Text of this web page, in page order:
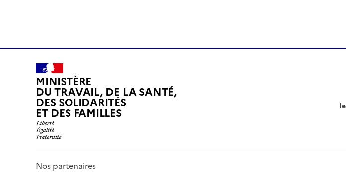
MINISTÈRE
DU TRAVAIL, DE LA SANTÉ,
DES SOLIDARITÉS
ET DES FAMILLES
Nos partenaires